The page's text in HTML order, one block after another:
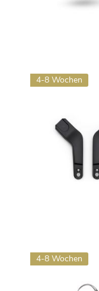
4-8 Wochen
4-8 Wochen